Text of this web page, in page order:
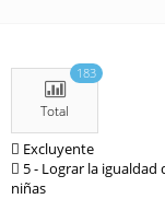
Total
183
Excluyente
5 - Lograr la
niñas